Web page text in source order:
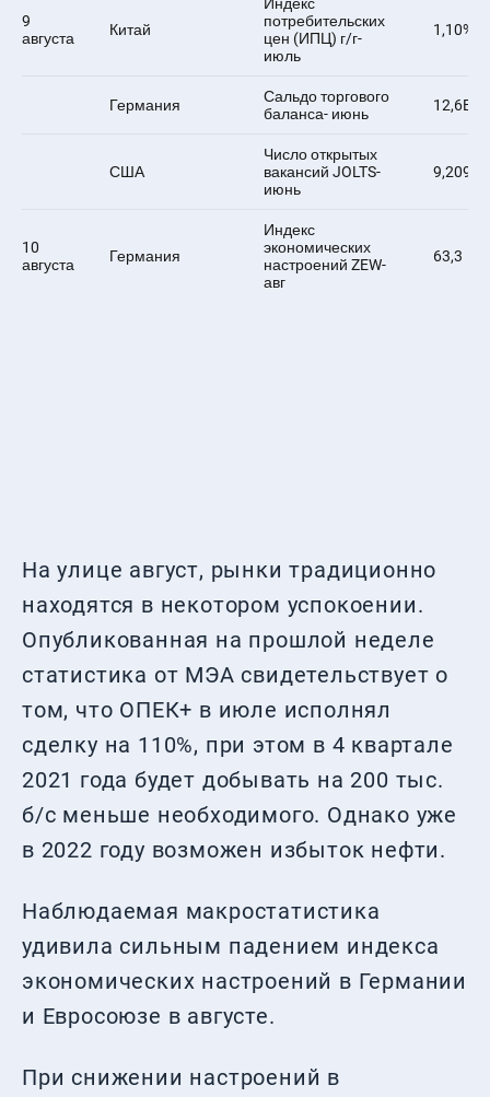
На улице август, рынки традиционно
находятся в некотором успокоении.
Опубликованная на прошлой неделе
статистика от МЭА свидетельствует о
том, что ОПЕК+ в июле исполнял
сделку на 110%, при этом в 4 квартале
2021 года будет добывать на 200 тыс.
б/с меньше необходимого. Однако уже
в 2022 году возможен избыток нефти.
Наблюдаемая макростатистика
удивила сильным падением индекса
экономических настроений в Германии
и Евросоюзе в августе.
При снижении настроений в